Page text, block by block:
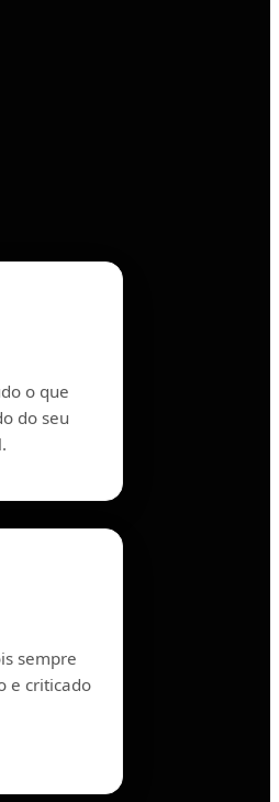
o que
do seu
sempre
e criticado